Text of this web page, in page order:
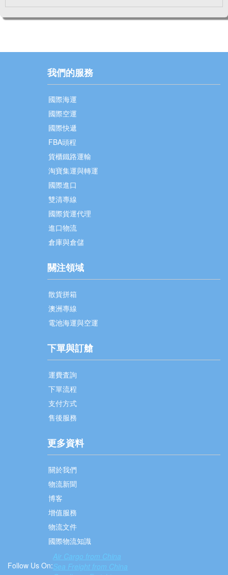
我們的服務
國際海運
國際空運
國際快遞
FBA頭程
貨櫃鐵路運輸
淘寶集運與轉運
國際進口
雙清專線
國際貨運代理
進口物流
倉庫與倉儲
關注領域
散貨拼箱
澳洲專線
電池海運與空運
下單與訂艙
運費査詢
下單流程
支付方式
售後服務
更多資料
關於我們
物流新聞
博客
增值服務
物流文件
國際物流知識
Follow Us On:
Air Cargo from China
Sea Freight from China